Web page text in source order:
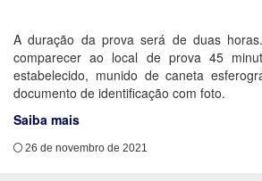
A duração da prova será de duas
comparecer ao local de prova 45
estabelecido, munido de caneta
documento de identificação com foto.
Saiba mais
26 de novembro de 2021